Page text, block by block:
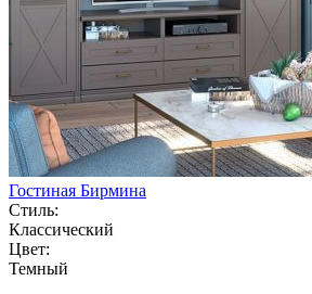
Гостиная Бирмина
Стиль:
Классический
Цвет:
Темный